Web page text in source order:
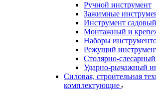
Ручной инструмент
Зажимные
Инструмент садовый
Монтажный и
Наборы
Режущий
Столярно-
Ударно-рычажный
Силовая, строительная
комплектующие